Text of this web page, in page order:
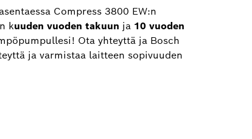
asentaessa Compress 3800 EW:n
kuuden vuoden takuun ja 10 vuoden
Ota yhteyttä ja Bosch
ja varmistaa laitteen sopivuuden